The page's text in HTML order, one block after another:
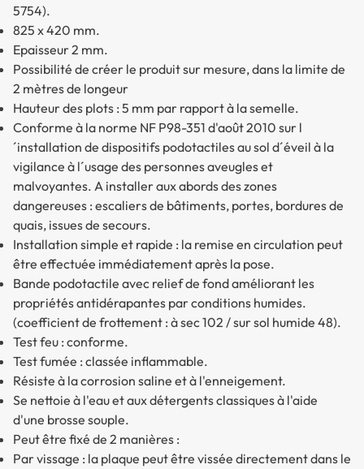
5754).
825 x 420 mm.
Epaisseur 2 mm.
Possibilité de créer le produit sur mesure, dans la limite de
2 mètres de longeur
Hauteur des plots : 5 mm par rapport à la semelle.
Conforme à la norme NF P98-351 d'août 2010 sur l
´installation de dispositifs podotactiles au sol d´éveil à la
vigilance à l´usage des personnes aveugles et
malvoyantes. A installer aux abords des zones
dangereuses : escaliers de bâtiments, portes, bordures de
quais, issues de secours.
Installation simple et rapide : la remise en circulation peut
être effectuée immédiatement après la pose.
Bande podotactile avec relief de fond améliorant les
propriétés antidérapantes par conditions humides.
(coefficient de frottement : à sec 102 / sur sol humide 48).
Test feu : conforme.
Test fumée : classée inflammable.
Résiste à la corrosion saline et à l'enneigement.
Se nettoie à l'eau et aux détergents classiques à l'aide
d'une brosse souple.
Peut être fixé de 2 manières :
Par vissage : la plaque peut être vissée directement dans le